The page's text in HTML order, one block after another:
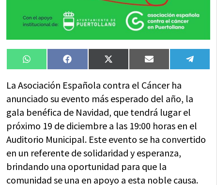
Compartir
en
WhatsAppCompartir
en
FacebookCompartir
en
X
(Twitter)
Compartir
en
Email
en
La Asociación Española contra el Cáncer ha
anunciado su evento más esperado del año, la
gala benéfica de Navidad, que tendrá lugar el
próximo 19 de diciembre a las 19:00 horas en el
Auditorio Municipal. Este evento se ha convertido
en un referente de solidaridad y esperanza,
brindando una oportunidad para que la
comunidad se una en apoyo a esta noble causa.